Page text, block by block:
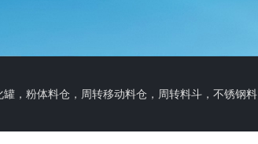
周转移动料仓，周转料斗，不锈钢料仓，立式真空干燥机，树脂吸附罐